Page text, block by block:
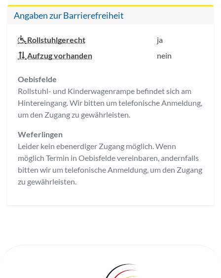
Angaben zur Barrierefreiheit
Rollstuhlgerecht
ja
Aufzug vorhanden
nein
Oebisfelde
Rollstuhl- und Kinderwagenrampe befindet sich am
Hintereingang. Wir bitten um telefonische Anmeldung,
um den Zugang zu gewährleisten.
Weferlingen
Leider kein ebenerdiger Zugang möglich. Wenn
möglich Termin in Oebisfelde vereinbaren, andernfalls
bitten wir um telefonische Anmeldung, um den Zugang
zu gewährleisten.